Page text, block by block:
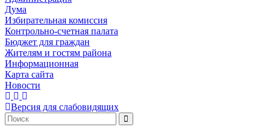
Дума
Избирательная комиссия
Контрольно-счетная палата
Бюджет для граждан
Жителям и гостям района
Информационная
Карта сайта
Новости
Версия для слабовидящих